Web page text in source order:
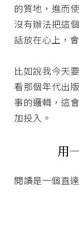
的質地，進而
沒有辦法把這
話放在心上，
比如說我今天
看那個年代出
事的邏輯，這
加投入。
用
閱讀是一個直